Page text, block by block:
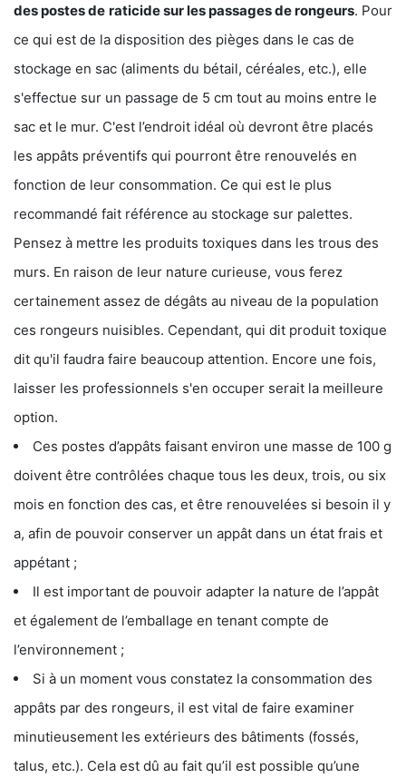
des postes de raticide sur les passages de rongeurs. Pour
ce qui est de la disposition des pièges dans le cas de
stockage en sac (aliments du bétail, céréales, etc.), elle
s'effectue sur un passage de 5 cm tout au moins entre le
sac et le mur. C'est l’endroit idéal où devront être placés
les appâts préventifs qui pourront être renouvelés en
fonction de leur consommation. Ce qui est le plus
recommandé fait référence au stockage sur palettes.
Pensez à mettre les produits toxiques dans les trous des
murs. En raison de leur nature curieuse, vous ferez
certainement assez de dégâts au niveau de la population
ces rongeurs nuisibles. Cependant, qui dit produit toxique
dit qu'il faudra faire beaucoup attention. Encore une fois,
laisser les professionnels s'en occuper serait la meilleure
option.
Ces postes d’appâts faisant environ une masse de 100 g
doivent être contrôlées chaque tous les deux, trois, ou six
mois en fonction des cas, et être renouvelées si besoin il y
a, afin de pouvoir conserver un appât dans un état frais et
appétant ;
Il est important de pouvoir adapter la nature de l’appât
et également de l’emballage en tenant compte de
l’environnement ;
Si à un moment vous constatez la consommation des
appâts par des rongeurs, il est vital de faire examiner
minutieusement les extérieurs des bâtiments (fossés,
talus, etc.). Cela est dû au fait qu’il est possible qu’une